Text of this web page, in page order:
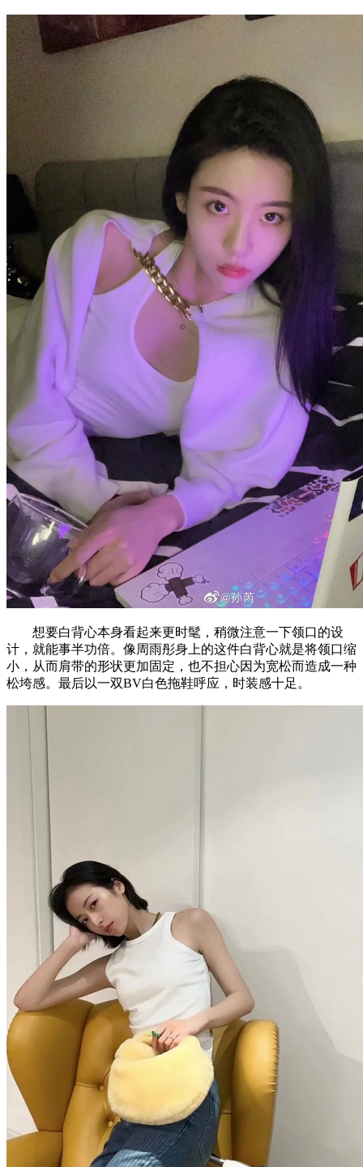
想要白背心本身看起来更时髦，稍微注意一下领口的设
计，就能事半功倍。像周雨彤身上的这件白背心就是将领口缩
小，从而肩带的形状更加固定，也不担心因为宽松而造成一种
松垮感。最后以一双BV白色拖鞋呼应，时装感十足。